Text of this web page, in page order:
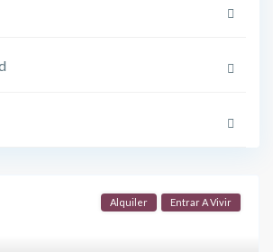
Alquiler Entrar A Vivir